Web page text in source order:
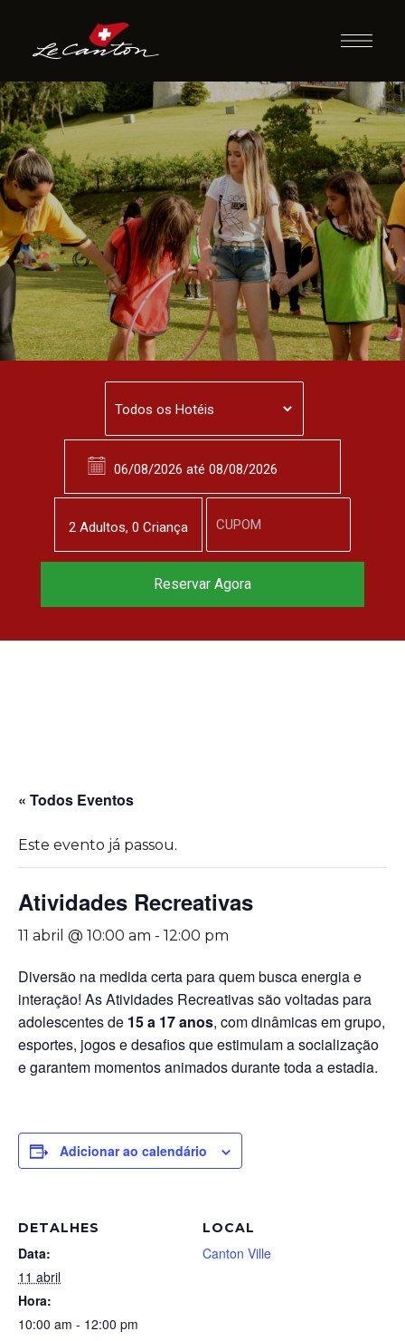
Atividades
Recreativas
« Todos Eventos
Este evento já passou.
Atividades Recreativas
11 abril @ 10:00 am - 12:00 pm
Diversão na medida certa para quem busca energia e
interação! As Atividades Recreativas são voltadas para
adolescentes de 15 a 17 anos, com dinâmicas em grupo,
esportes, jogos e desafios que estimulam a socialização
e garantem momentos animados durante toda a estadia.
Adicionar ao calendário
DETALHES
Data:
11 abril
Hora:
10:00 am - 12:00 pm
LOCAL
Canton Ville
2 Adultos, 0 Criança
Reservar Agora